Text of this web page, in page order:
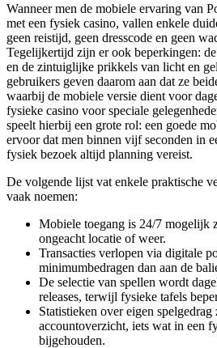
Wanneer men de mobiele ervaring van
met een fysiek casino, vallen enkele
geen reistijd, geen dresscode en geen
Tegelijkertijd zijn er ook beperkingen:
en de zintuiglijke prikkels van licht en
gebruikers geven daarom aan dat ze
waarbij de mobiele versie dient voor
fysieke casino voor speciale
speelt hierbij een grote rol: een goede
ervoor dat men binnen vijf seconden in
fysiek bezoek altijd planning vereist.
De volgende lijst vat enkele praktische
vaak noemen:
Mobiele toegang is 24/7 mogelijk
ongeacht locatie of weer.
Transacties verlopen via digitale
minimumbedragen dan aan de
De selectie van spellen wordt
releases, terwijl fysieke tafels
Statistieken over eigen
accountoverzicht, iets wat in een
bijgehouden.